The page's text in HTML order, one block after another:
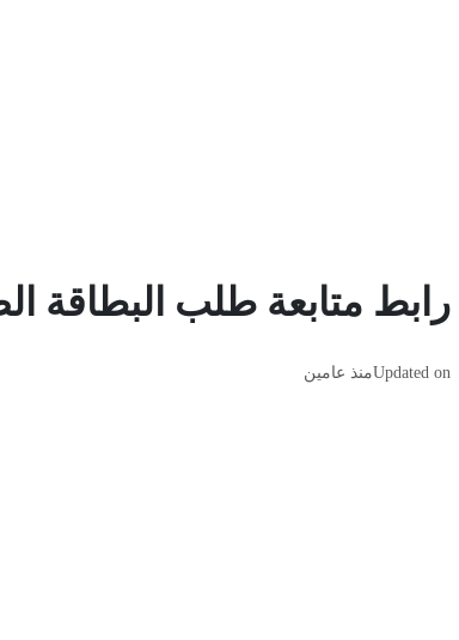
رابط متابعة طلب البطاقة
Updated onمنذ عامين